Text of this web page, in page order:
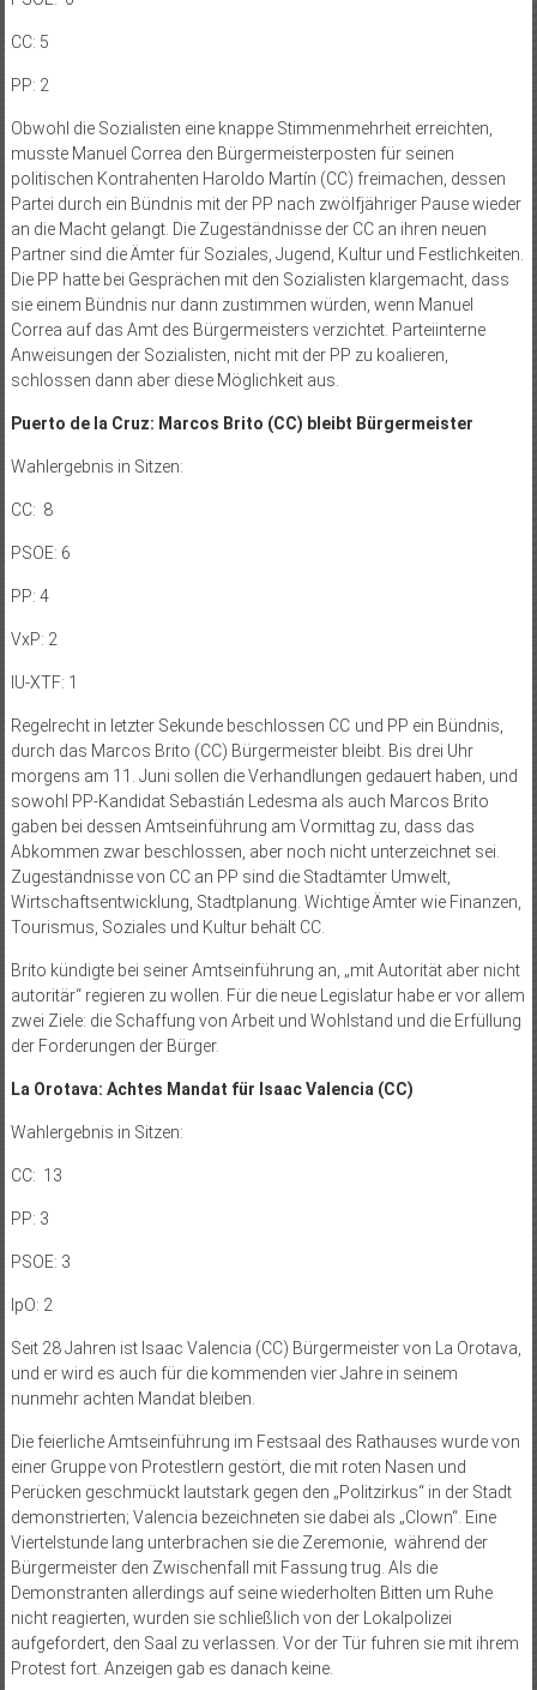
CC: 5
PP: 2
Obwohl die Sozialisten eine knappe Stimmenmehrheit erreichten,
musste Manuel Correa den Bürgermeisterposten für seinen
politischen Kontrahenten Haroldo Martín (CC) freimachen, dessen
Partei durch ein Bündnis mit der PP nach zwölfjähriger Pause wieder
an die Macht gelangt. Die Zugeständnisse der CC an ihren neuen
Partner sind die Ämter für Soziales, Jugend, Kultur und Festlichkeiten.
Die PP hatte bei Gesprächen mit den Sozialisten klargemacht, dass
sie einem Bündnis nur dann zustimmen würden, wenn Manuel
Correa auf das Amt des Bürgermeisters verzichtet. Parteiinterne
Anweisungen der Sozialisten, nicht mit der PP zu koalieren,
schlossen dann aber diese Möglichkeit aus.
Puerto de la Cruz: Marcos Brito (CC) bleibt Bürgermeister
Wahlergebnis in Sitzen:
CC: 8
PSOE: 6
PP: 4
VxP: 2
IU-XTF: 1
Regelrecht in letzter Sekunde beschlossen CC und PP ein Bündnis,
durch das Marcos Brito (CC) Bürgermeister bleibt. Bis drei Uhr
morgens am 11. Juni sollen die Verhandlungen gedauert haben, und
sowohl PP-Kandidat Sebastián Ledesma als auch Marcos Brito
gaben bei dessen Amtseinführung am Vormittag zu, dass das
Abkommen zwar beschlossen, aber noch nicht unterzeichnet sei.
Zugeständnisse von CC an PP sind die Stadtämter Umwelt,
Wirtschaftsentwicklung, Stadtplanung. Wichtige Ämter wie Finanzen,
Tourismus, Soziales und Kultur behält CC.
Brito kündigte bei seiner Amtseinführung an, „mit Autorität aber nicht
autoritär“ regieren zu wollen. Für die neue Legislatur habe er vor allem
zwei Ziele: die Schaffung von Arbeit und Wohlstand und die Erfüllung
der Forderungen der Bürger.
La Orotava: Achtes Mandat für Isaac Valencia (CC)
Wahlergebnis in Sitzen:
CC: 13
PP: 3
PSOE: 3
IpO: 2
Seit 28 Jahren ist Isaac Valencia (CC) Bürgermeister von La Orotava,
und er wird es auch für die kommenden vier Jahre in seinem
nunmehr achten Mandat bleiben.
Die feierliche Amtseinführung im Festsaal des Rathauses wurde von
einer Gruppe von Protestlern gestört, die mit roten Nasen und
Perücken geschmückt lautstark gegen den „Politzirkus“ in der Stadt
demonstrierten; Valencia bezeichneten sie dabei als „Clown“. Eine
Viertelstunde lang unterbrachen sie die Zeremonie, während der
Bürgermeister den Zwischenfall mit Fassung trug. Als die
Demonstranten allerdings auf seine wiederholten Bitten um Ruhe
nicht reagierten, wurden sie schließlich von der Lokalpolizei
aufgefordert, den Saal zu verlassen. Vor der Tür fuhren sie mit ihrem
Protest fort. Anzeigen gab es danach keine.